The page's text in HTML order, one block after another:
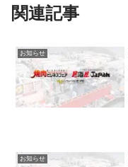
関連記事
お知らせ
お知らせ